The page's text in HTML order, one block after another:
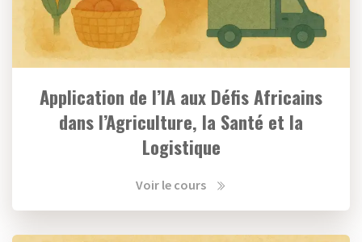
Application de l’IA aux Défis Africains
dans l’Agriculture, la Santé et la
Logistique
Voir le cours